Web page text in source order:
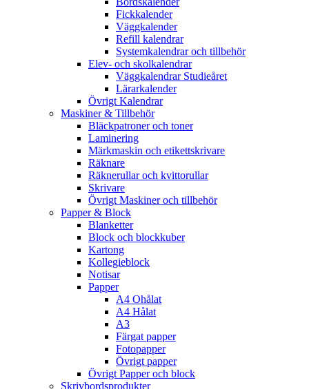
Fickkalender
Väggkalender
Refill kalendrar
Systemkalendrar och tillbehör
Elev- och skolkalendrar
Väggkalendrar Studieåret
Lärarkalender
Övrigt Kalendrar
Maskiner & Tillbehör
Bläckpatroner och toner
Laminering
Märkmaskin och etikettskrivare
Räknare
Räknerullar och kvittorullar
Skrivare
Övrigt Maskiner och tillbehör
Papper & Block
Blanketter
Block och blockkuber
Kartong
Kollegieblock
Notisar
Papper
A4 Ohålat
A4 Hålat
A3
Färgat papper
Fotopapper
Övrigt papper
Övrigt Papper och block
Skrivbordsprodukter